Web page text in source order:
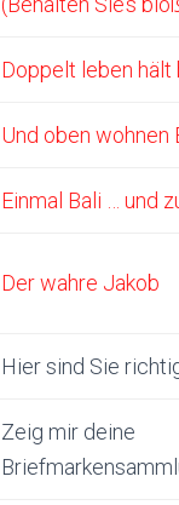
Doppelt leben hält
Und oben wohnen
Einmal Bali … und
Der wahre Jakob
Hier sind Sie
Zeig mir deine